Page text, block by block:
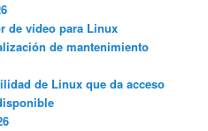
de vídeo para Linux
de mantenimiento
de Linux que da acceso